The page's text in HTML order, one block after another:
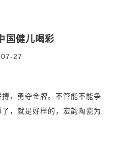
国健儿喝彩
27
，勇夺金牌。不管能不能争
，就是好样的，宏韵陶瓷为